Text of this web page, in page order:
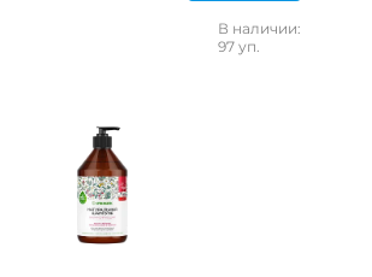
В наличии:
97 уп.